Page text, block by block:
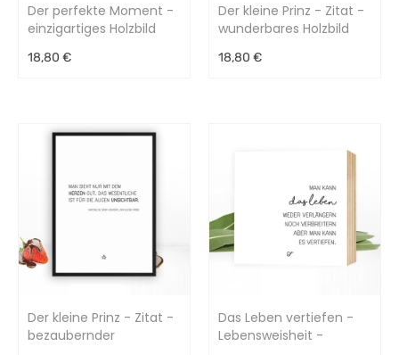
Der perfekte Moment -
einzigartiges Holzbild
18,80 €
Der kleine Prinz - Zitat -
wunderbares Holzbild
18,80 €
Der kleine Prinz - Zitat -
bezaubernder
Das Leben vertiefen -
Lebensweisheit -